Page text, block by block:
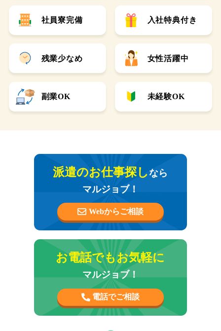
社員寮完備 入社特典付き
残業少なめ 女性活躍中
副業OK 未経験OK
派遣のお仕事探しなら
マルジョブ！
Webからご相談
お電話でもお気軽に
マルジョブ！
電話でご相談